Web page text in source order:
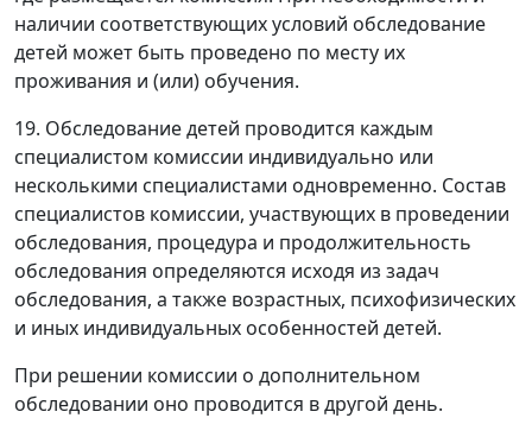
наличии соответствующих условий обследование
детей может быть проведено по месту их
проживания и (или) обучения.
19. Обследование детей проводится каждым
специалистом комиссии индивидуально или
несколькими специалистами одновременно. Состав
специалистов комиссии, участвующих в проведении
обследования, процедура и продолжительность
обследования определяются исходя из задач
обследования, а также возрастных, психофизических
и иных индивидуальных особенностей детей.
При решении комиссии о дополнительном
обследовании оно проводится в другой день.